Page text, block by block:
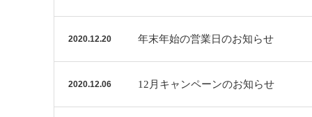
2020.12.20 年末年始の営業日のお知らせ
2020.12.06 12月キャンペーンのお知らせ